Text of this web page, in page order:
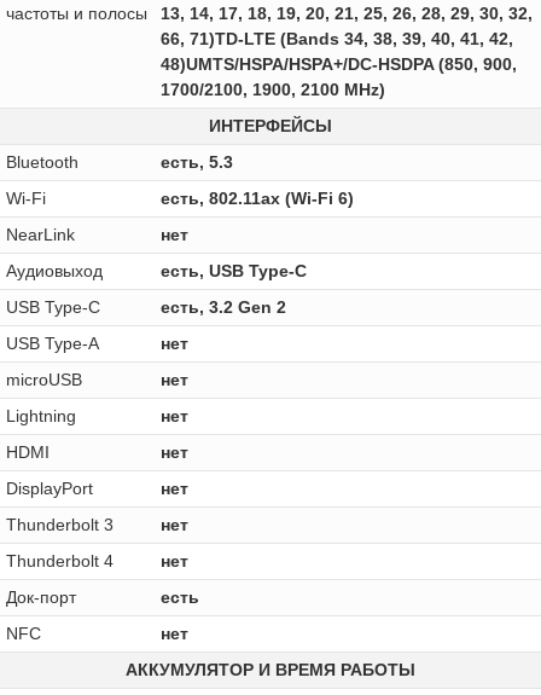
частоты и полосы
13, 14, 17, 18, 19, 20, 21, 25, 26, 28, 29, 30, 32,
66, 71)TD-LTE (Bands 34, 38, 39, 40, 41, 42,
48)UMTS/HSPA/HSPA+/DC‑HSDPA (850, 900,
1700/2100, 1900, 2100 MHz)
ИНТЕРФЕЙСЫ
Bluetooth
есть, 5.3
Wi-Fi
есть, 802.11ax (Wi-Fi 6)
NearLink
нет
Аудиовыход
есть, USB Type-C
USB Type-C
есть, 3.2 Gen 2
USB Type-A
нет
microUSB
нет
Lightning
нет
HDMI
нет
DisplayPort
нет
Thunderbolt 3
нет
Thunderbolt 4
нет
Док-порт
есть
NFC
нет
АККУМУЛЯТОР И ВРЕМЯ РАБОТЫ